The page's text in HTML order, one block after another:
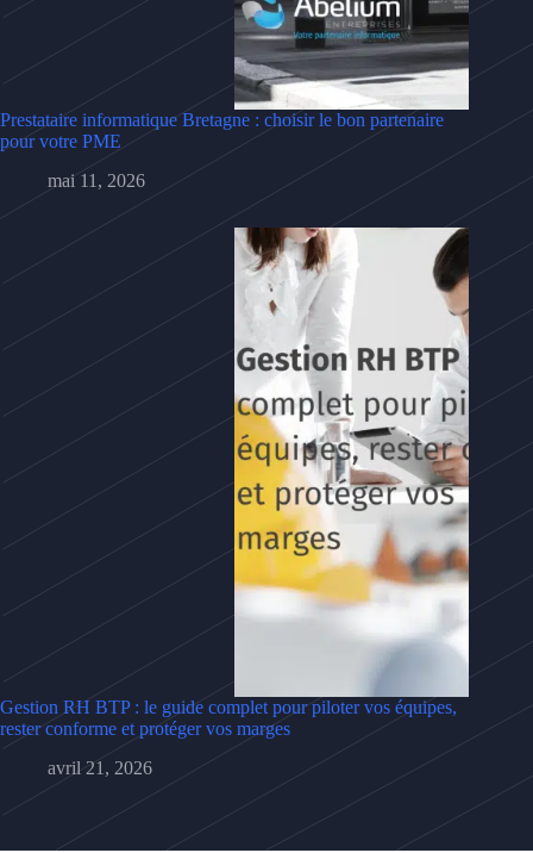
Prestataire informatique Bretagne : choisir le bon partenaire
pour votre PME
mai 11, 2026
Gestion RH BTP : le guide complet pour piloter vos équipes,
rester conforme et protéger vos marges
avril 21, 2026